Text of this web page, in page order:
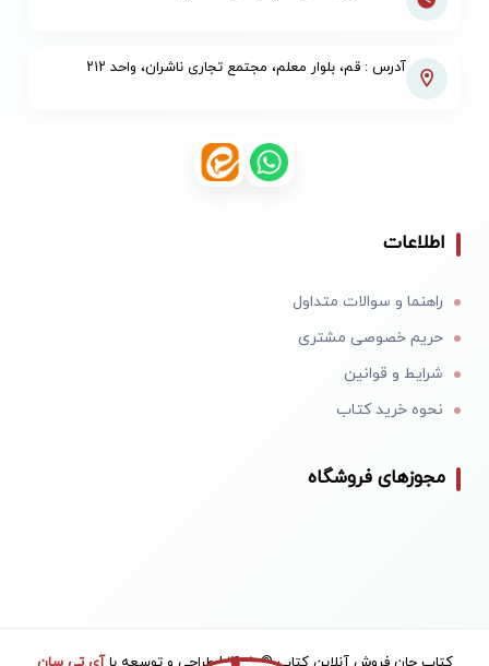
آدرس : قم، بلوار معلم، مجتمع تجاری ناشران، واحد ۲۱۲
اطلاعات
راهنما و سوالات متداول
حریم خصوصی مشتری
شرایط و قوانین
نحوه خرید کتاب
مجوزهای فروشگاه